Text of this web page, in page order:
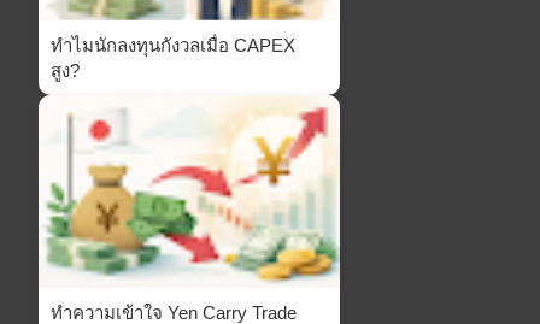
ทำไมนักลงทุนกังวลเมื่อ CAPEX
สูง?
ทำความเข้าใจ Yen Carry Trade